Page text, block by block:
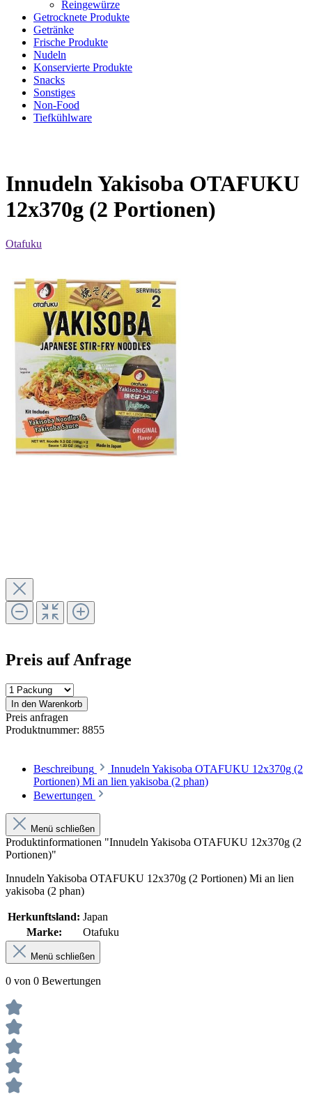
Reingewürze
Getrocknete Produkte
Getränke
Frische Produkte
Nudeln
Konservierte Produkte
Snacks
Sonstiges
Non-Food
Tiefkühlware
Innudeln Yakisoba OTAFUKU
12x370g (2 Portionen)
Otafuku
Preis auf Anfrage
In den Warenkorb
Preis anfragen
Produktnummer: 8855
Beschreibung
Innudeln Yakisoba OTAFUKU 12x370g (2
Portionen) Mi an lien yakisoba (2 phan)
Bewertungen
Menü schließen
Produktinformationen "Innudeln Yakisoba OTAFUKU 12x370g (2
Portionen)"
Innudeln Yakisoba OTAFUKU 12x370g (2 Portionen) Mi an lien
yakisoba (2 phan)
Herkunftsland: Japan
Marke:
Otafuku
Menü schließen
0 von 0 Bewertungen